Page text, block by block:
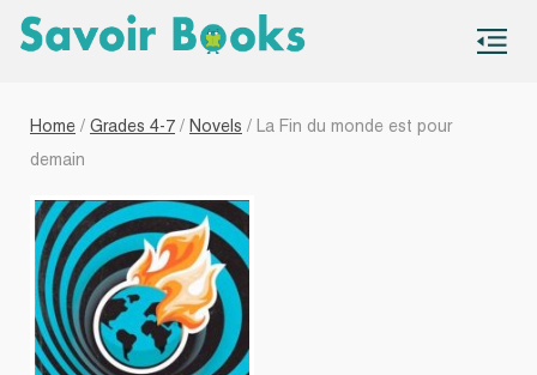
Home / Grades 4-7 / Novels / La Fin du monde est pour
demain